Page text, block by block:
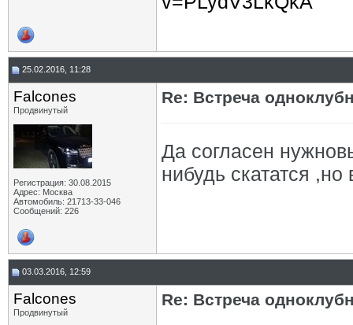
25.02.2016, 11:28
Falcones
Продвинутый
Регистрация: 30.08.2015
Адрес: Москва
Автомобиль: 21713-33-046
Сообщений: 226
Re: Встреча
Да согласен
нибудь скататся
03.03.2016, 12:59
Falcones
Продвинутый
Re: Встреча